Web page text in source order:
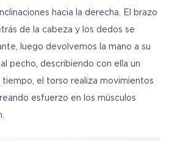
hacia la derecha. El brazo
de la cabeza y los dedos se
luego devolvemos la mano a su
pecho, describiendo con ella un
tiempo, el torso realiza movimientos
esfuerzo en los músculos